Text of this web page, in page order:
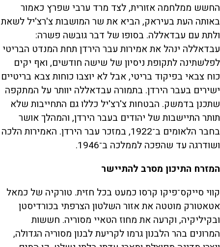
החשש ממלחמה אזורית, לצד מרד ערבי שפרץ כאמור
באותה העת בעיראק, הביא את שר המושבות צ'רצ'יל לשאת
ולתת עם עבדאללה. בסופו של דבר גובשה פשרה:
עבדאללה ינהל את אמירות עבר הירדן תחת המנדט הבריטי
לפלשתינה לתקופת ניסיון של שישה חודשים, ואף יקים
כוח צבאי בפיקוד בריטי, אבל לא יוצבו כוחות צבא בריטיים
ישירים בעבר הירדן. בתמורה עבדאללה יוותר על המתקפה
שתכנן בדמשק. הבטחות צ'רצ'יל כללו גם התחייבות שלא
תותר התיישבות של יהודים בעבר הירדן, והמהלך אושר
בחבר הלאומים ב־1922, במזכר עבר הירדן. האמירות הלכה
ושודרגה עד שהפכה לממלכה ב־1946.
המזרח התיכון מסרב להתיישר
קווי סייקס־פיקו קרסו כמעט בכל חזית. טורקיה של כמאל
אטאטורק מוטטה את אזור השלטון הצרפתי בכורדיסטן
ובקיליקיה, וקרעה את מחוז הטאיי מסוריה. חששות
המרונים בהר הלבנון גרמו לקריעת לבנון מסוריה הגדולה,